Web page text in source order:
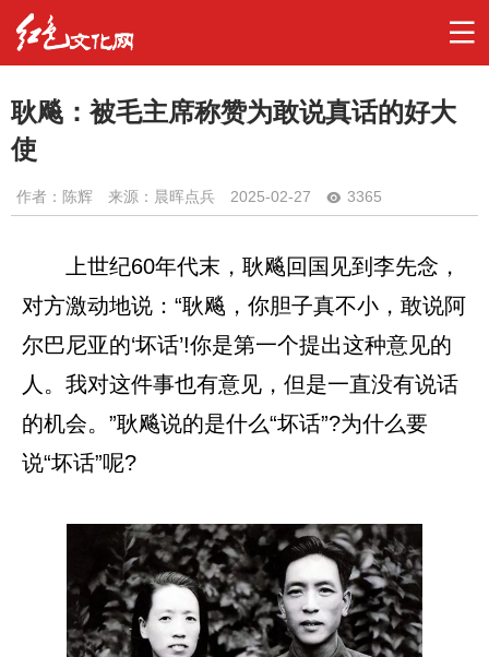
耿飚：被毛主席称赞为敢说真话的好大
使
作者： 陈辉 来源：晨晖点兵 2025-02-27 3365
上世纪60年代末，耿飚回国见到李先念，
对方激动地说：“耿飚，你胆子真不小，敢说阿
尔巴尼亚的‘坏话’!你是第一个提出这种意见的
人。我对这件事也有意见，但是一直没有说话
的机会。”耿飚说的是什么“坏话”?为什么要
说“坏话”呢?